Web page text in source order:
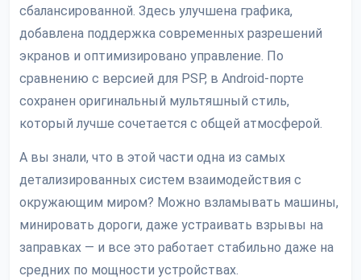
сбалансированной. Здесь улучшена графика,
добавлена поддержка современных разрешений
экранов и оптимизировано управление. По
сравнению с версией для PSP, в Android-порте
сохранен оригинальный мультяшный стиль,
который лучше сочетается с общей атмосферой.
А вы знали, что в этой части одна из самых
детализированных систем взаимодействия с
окружающим миром? Можно взламывать машины,
минировать дороги, даже устраивать взрывы на
заправках — и все это работает стабильно даже на
средних по мощности устройствах.